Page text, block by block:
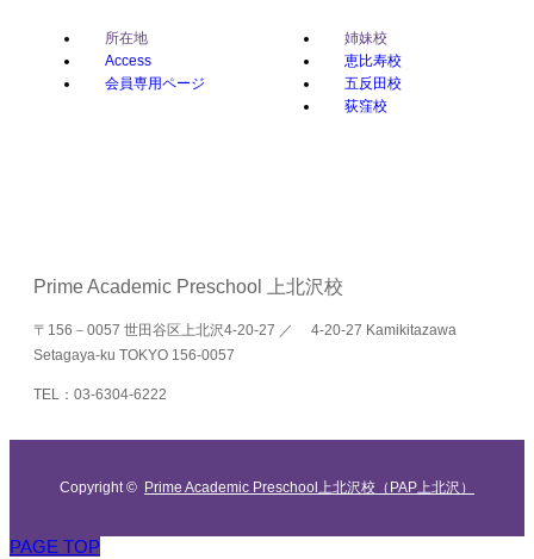
所在地
Access
会員専用ページ
姉妹校
恵比寿校
五反田校
荻窪校
Prime Academic Preschool 上北沢校
〒156－0057 世田谷区上北沢4-20-27 ／ 4-20-27 Kamikitazawa
Setagaya-ku TOKYO 156-0057
TEL：03-6304-6222
Copyright © Prime Academic Preschool上北沢校（PAP上北沢）
PAGE TOP